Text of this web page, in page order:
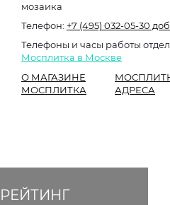
РЕЙТИНГ
мозаика
Телефон: +7 (495) 032-05-30
Телефоны и часы работы
Мосплитка в Москве
О МАГАЗИНЕ
МОСПЛИТКА
АДРЕСА